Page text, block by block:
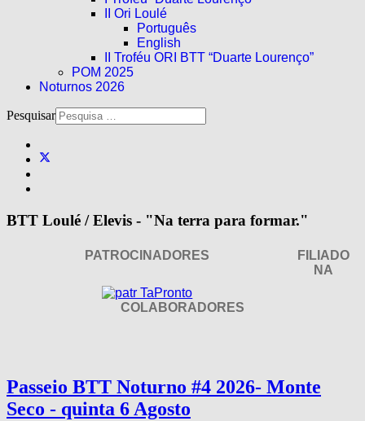
II Ori Loulé
Português
English
II Troféu ORI BTT “Duarte Lourenço”
POM 2025
Noturnos 2026
Pesquisar
BTT Loulé / Elevis - "Na terra para formar."
PATROCINADORES
FILIADO
NA
COLABORADORES
Passeio BTT Noturno #4 2026- Monte
Seco - quinta 6 Agosto